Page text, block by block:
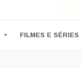
FILMES E SÉRIES